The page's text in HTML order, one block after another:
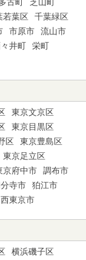
若葉区
千葉緑区
市原市
流山市
井町
栄町
東京文京区
東京目黒区
区
東京豊島区
東京足立区
京府中市
調布市
寺市
狛江市
西東京市
横浜磯子区